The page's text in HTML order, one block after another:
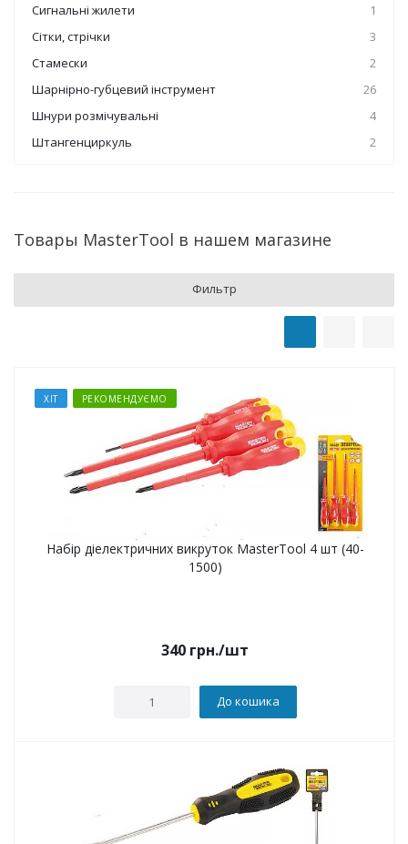
Сигнальні жилети
1
Сітки, стрічки
3
Стамески
2
Шарнірно-губцевий інструмент
26
Шнури розмічувальні
4
Штангенциркуль
2
Товары MasterTool в нашем магазине
Фильтр
ХІТ РЕКОМЕНДУЄМО
Набір діелектричних викруток MasterTool 4 шт (40-
1500)
340 грн./шт
До кошика